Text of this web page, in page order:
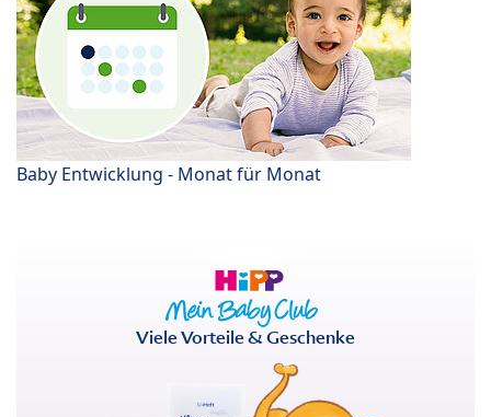
Baby Entwicklung - Monat für Monat
Viele Vorteile & Geschenke